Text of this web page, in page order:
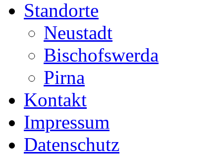
Standorte
Neustadt
Bischofswerda
Pirna
Kontakt
Impressum
Datenschutz